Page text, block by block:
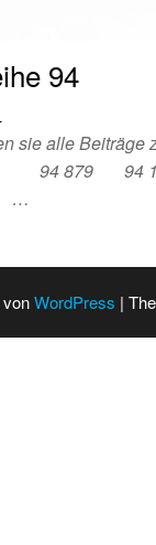
94
sie alle Beiträge
94 879 94
…
WordPress |